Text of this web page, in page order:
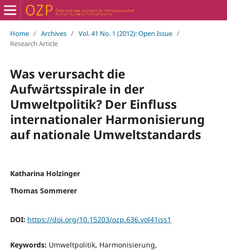
Home / Archives / Vol. 41 No. 1 (2012): Open Issue /
Research Article
Was verursacht die
Aufwärtsspirale in der
Umweltpolitik? Der Einfluss
internationaler Harmonisierung
auf nationale Umweltstandards
Katharina Holzinger
Thomas Sommerer
DOI: https://doi.org/10.15203/ozp.636.vol41iss1
Keywords: Umweltpolitik, Harmonisierung,